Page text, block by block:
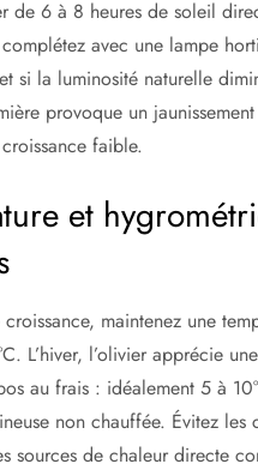
de 6 à 8 heures de soleil
avec une lampe
si la luminosité naturelle
provoque un
faible.
et
maintenez une
L’hiver, l’olivier apprécie une
au frais : idéalement 5 à
non chauffée. Évitez les
sources de chaleur directe